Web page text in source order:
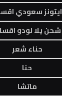
ايتونز سعودي
شحن يلا لودو
حناء شعر
حنا
ماتشا